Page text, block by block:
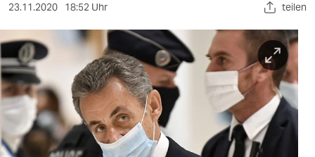
sport
berlin
nord
wahrheit
verlag
23.11.2020 18:52 Uhr teilen